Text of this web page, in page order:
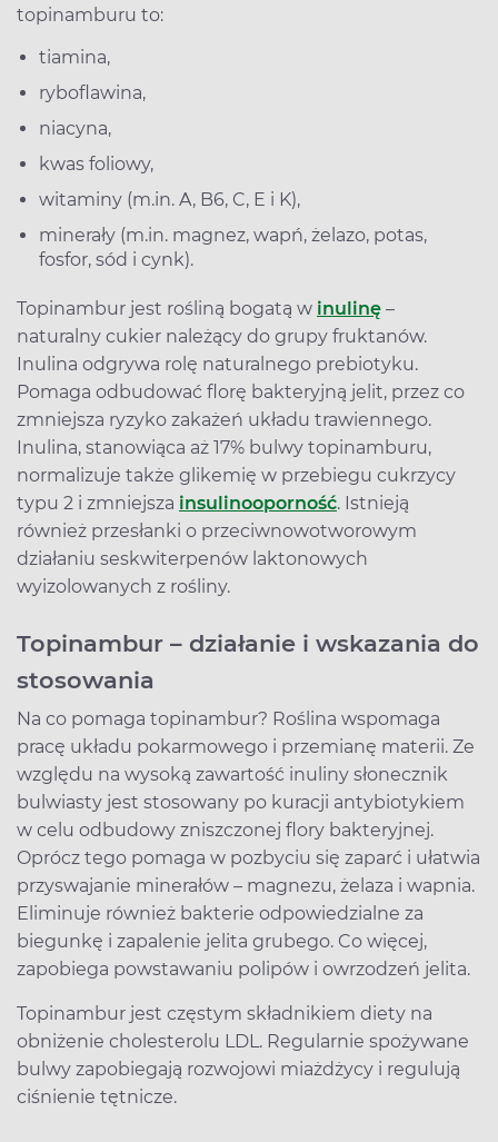
topinamburu to:
tiamina,
ryboflawina,
niacyna,
kwas foliowy,
witaminy (m.in. A, B6, C, E i K),
minerały (m.in. magnez, wapń, żelazo, potas,
fosfor, sód i cynk).
Topinambur jest rośliną bogatą w inulinę –
naturalny cukier należący do grupy fruktanów.
Inulina odgrywa rolę naturalnego prebiotyku.
Pomaga odbudować florę bakteryjną jelit, przez co
zmniejsza ryzyko zakażeń układu trawiennego.
Inulina, stanowiąca aż 17% bulwy topinamburu,
normalizuje także glikemię w przebiegu cukrzycy
typu 2 i zmniejsza insulinooporność. Istnieją
również przesłanki o przeciwnowotworowym
działaniu seskwiterpenów laktonowych
wyizolowanych z rośliny.
Topinambur – działanie i wskazania do
stosowania
Na co pomaga topinambur? Roślina wspomaga
pracę układu pokarmowego i przemianę materii. Ze
względu na wysoką zawartość inuliny słonecznik
bulwiasty jest stosowany po kuracji antybiotykiem
w celu odbudowy zniszczonej flory bakteryjnej.
Oprócz tego pomaga w pozbyciu się zaparć i ułatwia
przyswajanie minerałów – magnezu, żelaza i wapnia.
Eliminuje również bakterie odpowiedzialne za
biegunkę i zapalenie jelita grubego. Co więcej,
zapobiega powstawaniu polipów i owrzodzeń jelita.
Topinambur jest częstym składnikiem diety na
obniżenie cholesterolu LDL. Regularnie spożywane
bulwy zapobiegają rozwojowi miażdżycy i regulują
ciśnienie tętnicze.